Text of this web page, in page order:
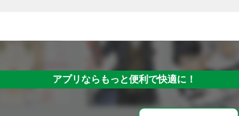
アプリならもっと便利で快適に！